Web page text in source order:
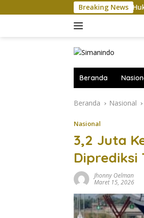
ke
Breaking News
AS-China Saling Balas Hukuman Politik
Beranda
Beranda Nasional
Nasional
3,2 Juta
Diprediksi
Jhonny Oelman
Maret 15, 2026